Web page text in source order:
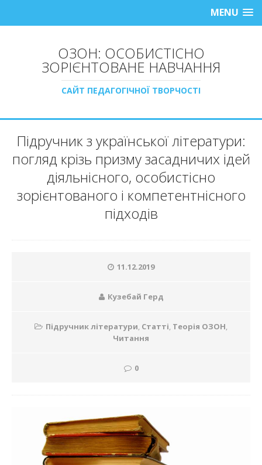
MENU
ОЗОН: ОСОБИСТІСНО
ЗОРІЄНТОВАНЕ НАВЧАННЯ
САЙТ ПЕДАГОГІЧНОЇ ТВОРЧОСТІ
Підручник з української літератури:
погляд крізь призму засадничих ідей
діяльнісного, особистісно
зорієнтованого і компетентнісного
підходів
11.12.2019
Кузебай Герд
Підручник літератури, Статті, Теорія ОЗОН,
Читання
0